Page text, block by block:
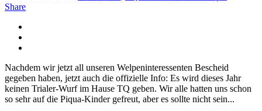
Share
Nachdem wir jetzt all unseren Welpeninteressenten Bescheid
gegeben haben, jetzt auch die offizielle Info: Es wird dieses Jahr
keinen Trialer-Wurf im Hause TQ geben. Wir alle hatten uns schon
so sehr auf die Piqua-Kinder gefreut, aber es sollte nicht sein...